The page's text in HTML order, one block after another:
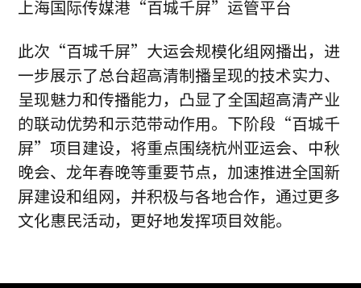
上海国际传媒港“百城千屏”运管平台
此次“百城千屏”大运会规模化组网播出，进
一步展示了总台超高清制播呈现的技术实力、
呈现魅力和传播能力，凸显了全国超高清产业
的联动优势和示范带动作用。下阶段“百城千
屏”项目建设，将重点围绕杭州亚运会、中秋
晚会、龙年春晚等重要节点，加速推进全国新
屏建设和组网，并积极与各地合作，通过更多
文化惠民活动，更好地发挥项目效能。